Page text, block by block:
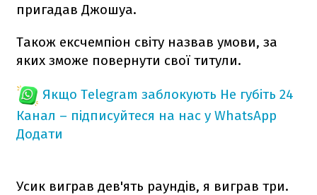
пригадав Джошуа.
Також ексчемпіон світу назвав умови, за
яких зможе повернути свої титули.
Якщо Telegram заблокують Не губіть 24
Канал – підписуйтеся на нас у WhatsApp
Додати
Усик виграв дев'ять раундів, я виграв три.